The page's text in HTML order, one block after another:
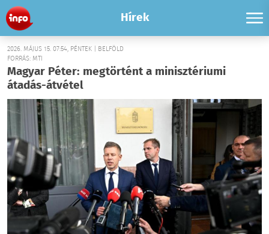
Hírek
2026. MÁJUS 15. 07:54, PÉNTEK | BELFÖLD
FORRÁS: MTI
Magyar Péter: megtörtént a minisztériumi
átadás-átvétel